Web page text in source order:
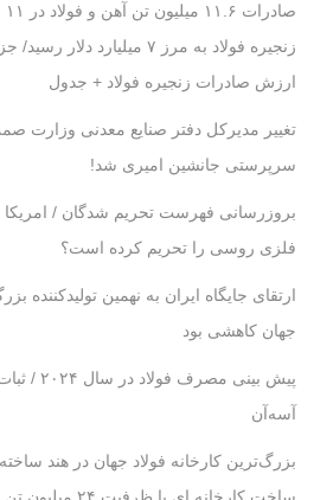
زنجیره فولاد به مرز ۷
ارزش صادرات زنجیره فولاد + جدول
تغییر مدیرکل دفتر صنایع معدنی وزارت
سرپرستی جانشین امیری شد!
بروزرسانی فهرست تحریم شدگان /
فلزی روسی را تحریم کرده است؟
ارتقای جایگاه ایران به نهمین تولیدکننده
جهان کاهشی بود
پیش بینی
آسه‌آن
بزرگ‌ترین کارخانه فولاد جهان در هند